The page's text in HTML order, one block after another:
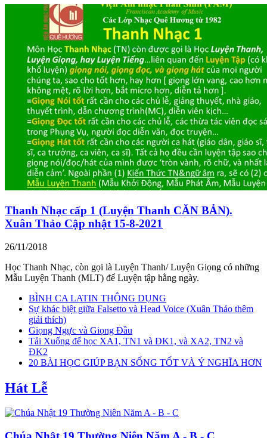
Thanh Nhạc cấp 1 (Luyện Thanh CĂN BẢN).
Xuân Thảo Cập nhật 15-8-2021
26/11/2018
Học Thanh Nhạc, còn gọi là Luyện Thanh/ Luyện Giọng có những
Mẫu Luyện Thanh (MLT) để Luyện tập hằng ngày.
BÌNH CA LATIN THÔNG DỤNG
Sự khác biệt giữa Falsetto và Head Voice (Xuân Thảo thêm
giải thích)
Giọng Ngực và Giọng Đầu
Tải Xuống để học XA1, TN1 và ĐK1, và XA2, TN2 và
ĐK2
20 BÀI HỌC GIÚP BẠN SỐNG TỐT VÀ Ý NGHĨA HƠN
Hát Lễ